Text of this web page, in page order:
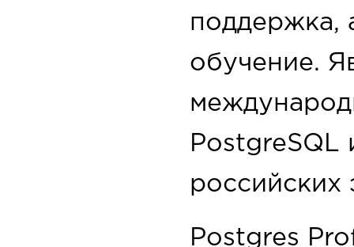
поддержка,
обучение.
PostgreSQL
российских
Postgres